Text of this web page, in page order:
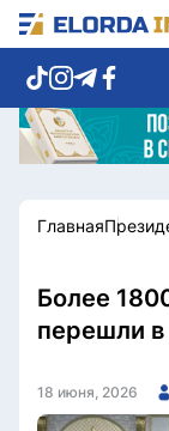
Новости столицы
Спорт
Видео
Этический кодекс
Главная
Более
перешли
18 июня, 2026